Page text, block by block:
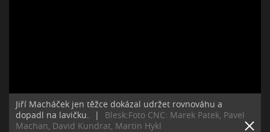
Jiří Macháček jen těžce dokázal udržet rovnováhu a
dopadl na lavičku.
|
Blesk:Foto CNC: Marek Patek, Pavel
Machan, David Kundrat, Martin Hykl